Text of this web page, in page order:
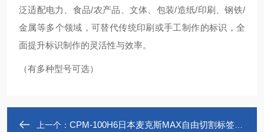
泛适配电力、食品/农产品、文体、包装/造纸/印刷、钢铁/
金属等多个领域，可替代传统印刷或手工制作的标识，全
面提升标识制作的灵活性与效率。
（有多种型号可选）
上一个： CPM-100H6日本麦克斯MAX自由切割标签打印机